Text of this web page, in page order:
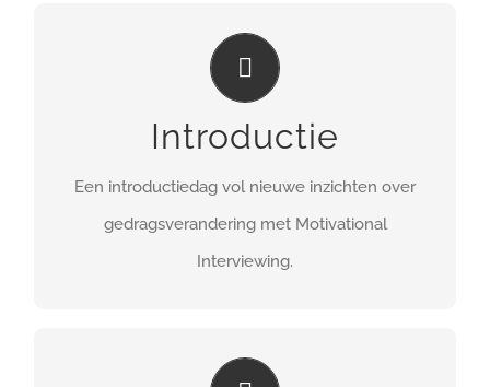
Introductie
Een introductiedag vol nieuwe inzichten over
gedragsverandering met Motivational
Interviewing.
INCLUSIEF
een maand online coaching
MEER INFO
INCLUSIEF